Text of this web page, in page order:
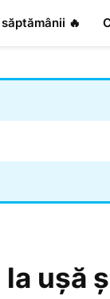
🔥
la ușă